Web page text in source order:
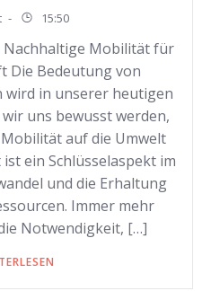
- 15:50
Nachhaltige Mobilität für
Die Bedeutung von
wird in unserer heutigen
uns bewusst werden,
auf die Umwelt
ein Schlüsselaspekt im
und die Erhaltung
Immer mehr
Notwendigkeit, […]